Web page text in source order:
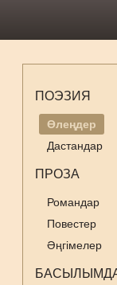
ПОЭЗИЯ
Өлеңдер
Дастандар
ПРОЗА
Романдар
Повестер
Әңгімелер